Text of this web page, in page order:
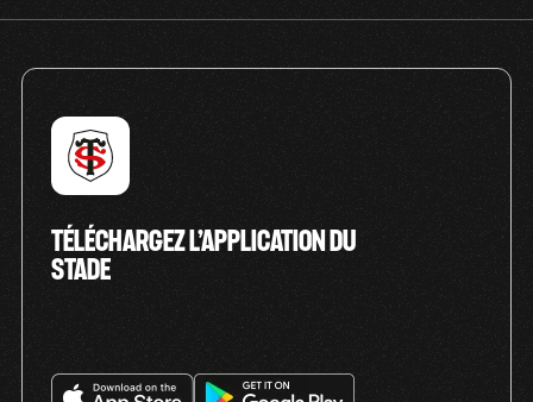
TÉLÉCHARGEZ L’APPLICATION DU
STADE